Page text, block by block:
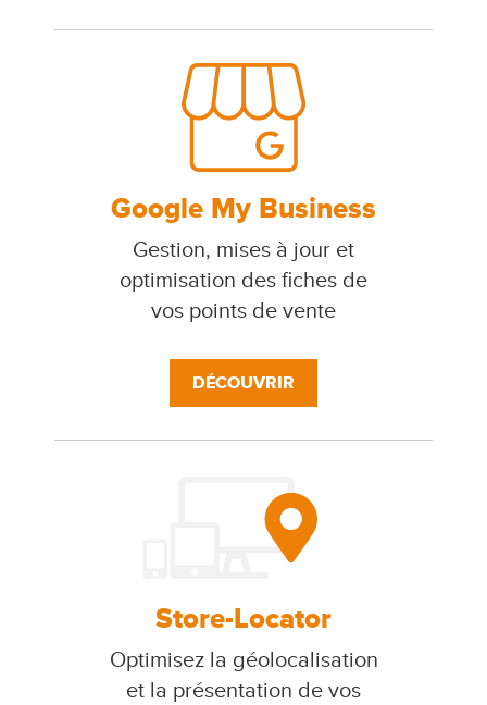
Google My Business
Gestion, mises à jour et
optimisation des fiches de
vos points de vente
DÉCOUVRIR
Store-Locator
Optimisez la géolocalisation
et la présentation de vos